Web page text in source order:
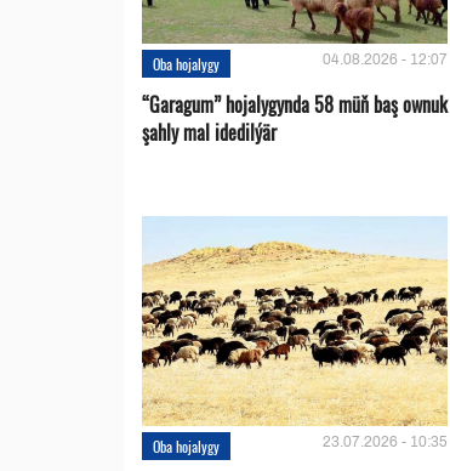
Oba hojalygy 04.08.2026 - 12:07
“Garagum” hojalygynda 58 müň baş ownuk
şahly mal idedilýär
Oba hojalygy 23.07.2026 - 10:35